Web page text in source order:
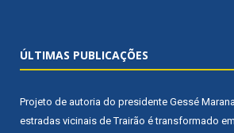
ÚLTIMAS PUBLICAÇÕES
Projeto de autoria do presidente Gessé
estradas vicinais de Trairão é transformado